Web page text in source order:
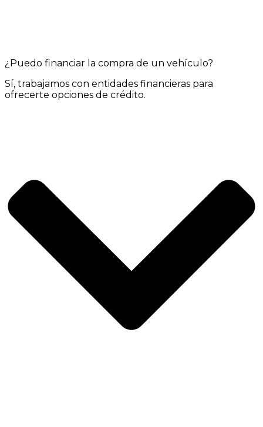
¿Puedo financiar la compra de un vehículo?
Sí, trabajamos con entidades financieras para
ofrecerte opciones de crédito.